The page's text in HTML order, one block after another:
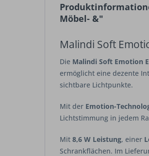
Möbel- &"
Malindi Soft
Die Malindi Soft Emotion
ermöglicht eine dezente
sichtbare Lichtpunkte.
Mit der Emotion-
Lichtstimmung in jedem
Mit 8,6 W Leistung, einer
Schrankflächen. Im